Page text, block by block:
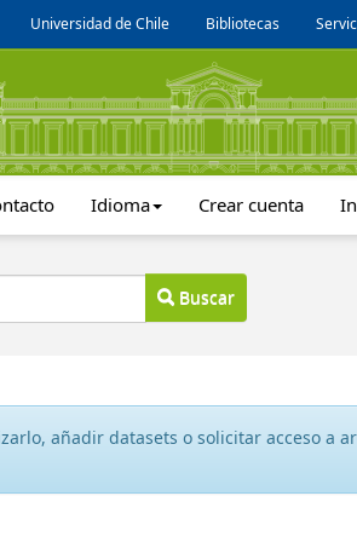
Universidad de Chile Bibliotecas
Idioma Crear cuenta
Buscar
añadir datasets o solicitar acceso a